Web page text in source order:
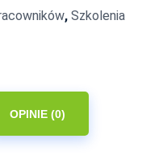
, Szkolenia
OPINIE (0)